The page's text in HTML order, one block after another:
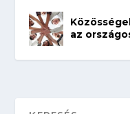
az